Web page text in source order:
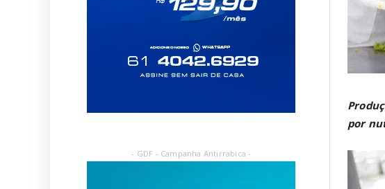
por
- GDF - Campanha Antirrabica -